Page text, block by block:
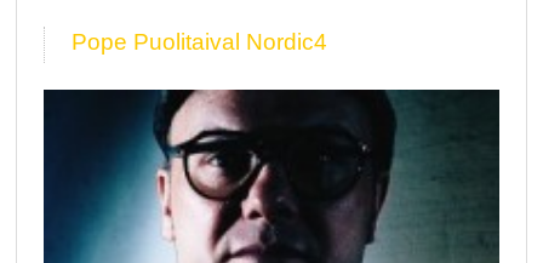
Pope Puolitaival Nordic4